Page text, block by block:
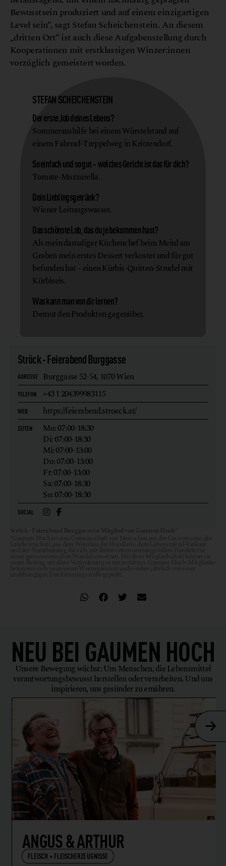
Bewusstsein produziert und auf einem einzigartigen
Level sein“, sagt Stefan Scheichenstein. An diesem
„dritten Ort“ ist auch diese Aufgabenstellung durch
Kooperationen mit erstklassigen Winzer:innen
vorzüglich gemeistert worden.
STEFAN SCHEICHENSTEIN
Der erste Job deines Lebens?
Sommeraushilfe bei einem Würstelstand auf
einem Fahrrad-Treppelweg in Kritzendorf.
So einfach und so gut – welches Gericht ist das für dich?
Tomate-Mozzarella.
Dein Lieblingsgetränk?
Wiener Leitungswasser.
Das schönste Lob, das du je bekommen hast?
Als mein damaliger Küchenchef beim Meinl am
Graben mein erstes Dessert verkostet und für gut
befunden hat – einen Kürbis-Quitten-Strudel mit
Kürbiseis.
Was kann man von dir lernen?
Demut den Produkten gegenüber.
Ströck - Feierabend Burggasse
ADRESSE Burggasse 52-54, 1070 Wien
TELEFON +43 1 204399983115
WEB https://feierabend.stroeck.at/
ZEITEN
Mo: 07:00-18:30
Di: 07:00-18:30
Mi: 07:00-13:00
Do: 07:00-13:00
Fr: 07:00-13:00
Sa: 07:00-18:30
So: 07:00-18:30
SOCIAL
NEU BEI GAUMEN HOCH
Unsere Bewegung wächst: Um Menschen, die Lebensmittel
verantwortungsbewusst herstellen oder verarbeiten. Und uns
inspirieren, uns gesünder zu ernähren.
ANGUS & ARTHUR
FLEISCH + FLEISCHERZEUGNISSE